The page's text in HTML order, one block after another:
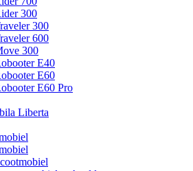
300
300
600
300
E40
E60
E60 Pro
Liberta